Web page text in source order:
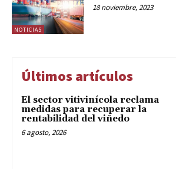
NOTICIAS
18 noviembre, 2023
Últimos artículos
El sector vitivinícola reclama
medidas para recuperar la
rentabilidad del viñedo
6 agosto, 2026